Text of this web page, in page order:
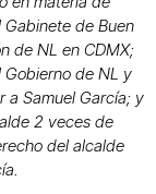
de Buen
de NL en CDMX;
Gobierno de NL y
a Samuel García; y
2 veces de
del alcalde